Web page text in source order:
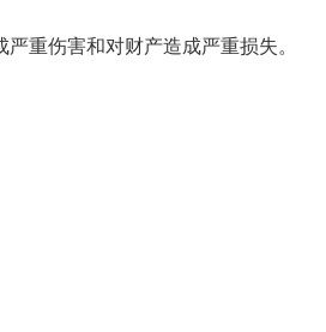
重伤害和对财产造成严重损失。